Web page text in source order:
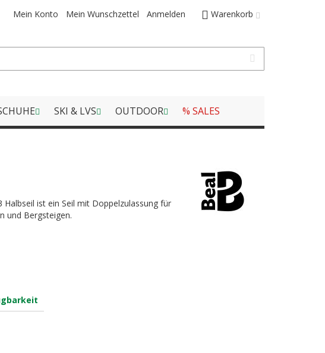
Warenkorb
Mein Konto Mein Wunschzettel Anmelden
SKI & LVS OUTDOOR % SALES
Halbseil ist ein Seil mit Doppelzulassung für
und Bergsteigen.